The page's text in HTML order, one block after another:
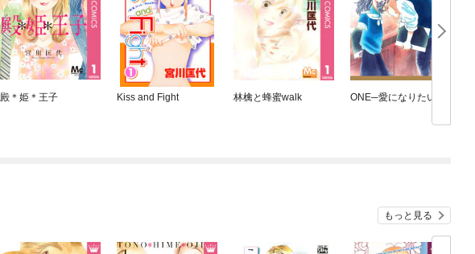
殿＊姫＊王子 Kiss and Fight 林檎と蜂蜜walk ONE─愛になりたい─
もっと見る